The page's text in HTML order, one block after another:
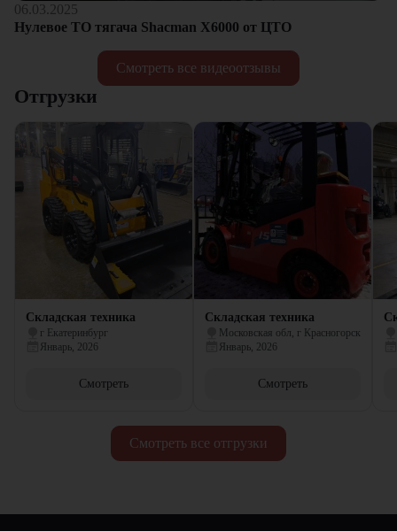
Смотреть все видеоотзывы
06.03.2025
Нулевое ТО тягача Shacman Х6000 от ЦТО
Смотреть все отгрузки
Отгрузки
Складская техника
г Екатеринбург
Январь, 2026
Смотреть
Складская техника
Московская обл, г Красногорск
Январь, 2026
Смотреть